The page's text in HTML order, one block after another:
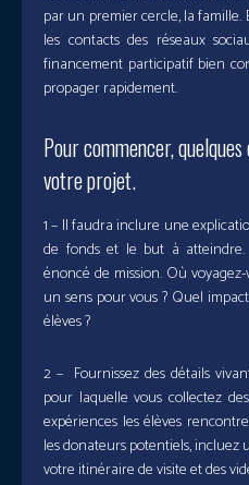
par un premier cercle, la
les contacts des réseaux
financement participatif bien
propager rapidement.
Pour commencer,
votre projet.
1 – Il faudra inclure une
de fonds et le but à atteindre.
énoncé de mission. Où
un sens pour vous ? Quel
élèves ?
2 – Fournissez des détails
pour laquelle vous collectez
expériences les élèves
les donateurs potentiels, incluez
votre itinéraire de visite et des